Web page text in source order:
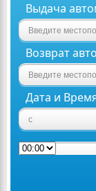
Выдача
Возврат
Дата и